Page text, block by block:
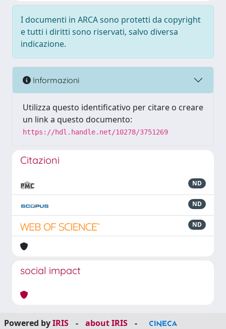
I documenti in ARCA sono protetti da copyright
e tutti i diritti sono riservati, salvo diversa
indicazione.
Informazioni
Utilizza questo identificativo per citare o creare
un link a questo documento:
https://hdl.handle.net/10278/3751269
Citazioni
ND
ND
ND
social impact
Powered byIRIS - about IRIS -